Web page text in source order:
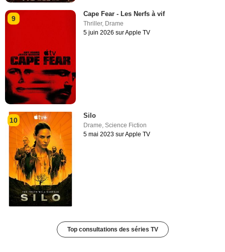
9
Cape Fear - Les Nerfs à vif
Thriller, Drame
5 juin 2026 sur Apple TV
10
Silo
Drame,Science Fiction
5 mai 2023 sur Apple TV
Top consultations des séries TV